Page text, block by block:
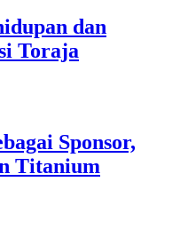
dan
Toraja
Sponsor,
Titanium